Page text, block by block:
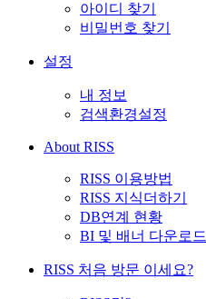
아이디 찾기
비밀번호 찾기
설정
내 정보
검색환경설정
About RISS
RISS 이용방법
RISS 지식더하기
DB연계 현황
BI 및 배너 다운로드
RISS 처음 방문 이세요?